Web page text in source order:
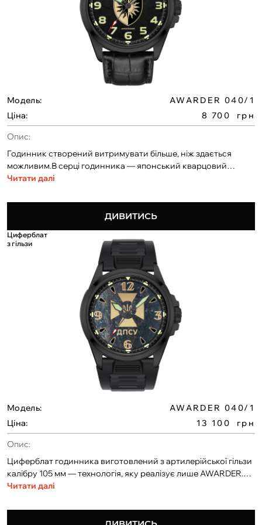
Модель:
AWARDER 040/1
Ціна:
8 700
грн
Опис:
Годинник створений витримувати більше, ніж здається
можливим.В серці годинника — японський кварцовий
механізм MIYOTA 2035. Корпус із сталі 316L.
носіння, тренувань і складних умов.Можливість розробки
циферблата за вашим дизайном. Доступне індивідуальне
унікальна можливість — розміщення символу служби на
кінчику секундної стрілки.
Читати далі
ДИВИТИСЬ
Циферблат
з гільзи
Модель:
AWARDER 040/1
Ціна:
13 100
грн
Опис:
Циферблат годинника виготовлений з артилерійської гільзи
калібру 105 мм — технологія, яку реалізує лише AWARDER.
Ми перші в Україні, хто поєднав справжній бойовий
кожен елемент — відлуння сили і нескореності.В серці
годинника — японський кварцовий механізм MIYOTA.
Читати далі